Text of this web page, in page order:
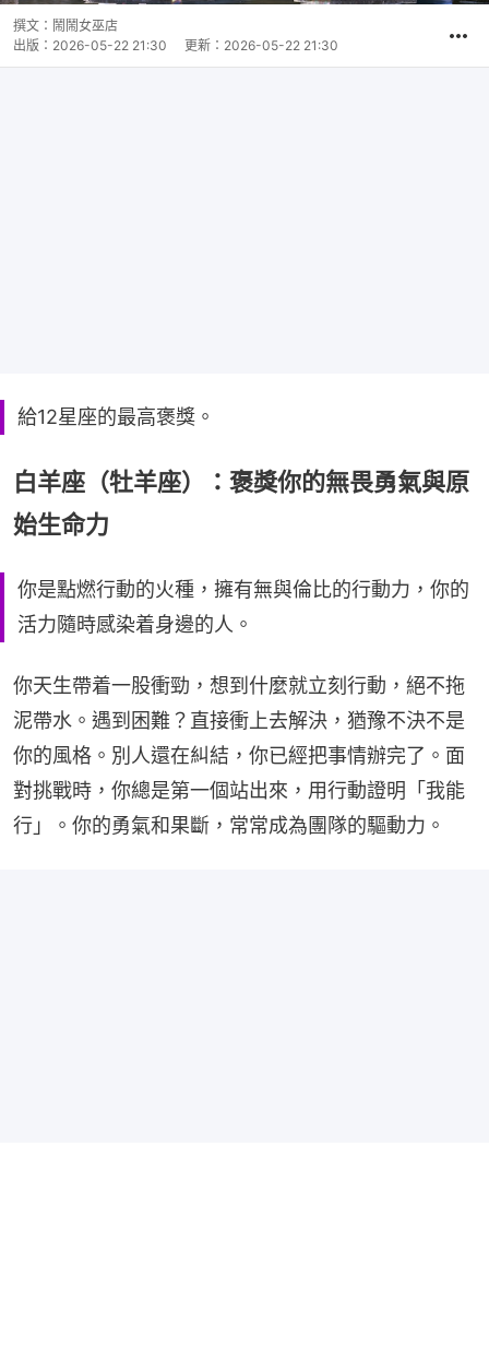
撰文： 鬧鬧女巫店
出版： 2026-05-22 21:30 更新： 2026-05-22 21:30
給12星座的最高褒獎。
白羊座（牡羊座）：褒獎你的無畏勇氣與原
始生命力
你是點燃行動的火種，擁有無與倫比的行動力，你的
活力隨時感染着身邊的人。
你天生帶着一股衝勁，想到什麼就立刻行動，絕不拖
泥帶水。遇到困難？直接衝上去解決，猶豫不決不是
你的風格。別人還在糾結，你已經把事情辦完了。面
對挑戰時，你總是第一個站出來，用行動證明「我能
行」。你的勇氣和果斷，常常成為團隊的驅動力。